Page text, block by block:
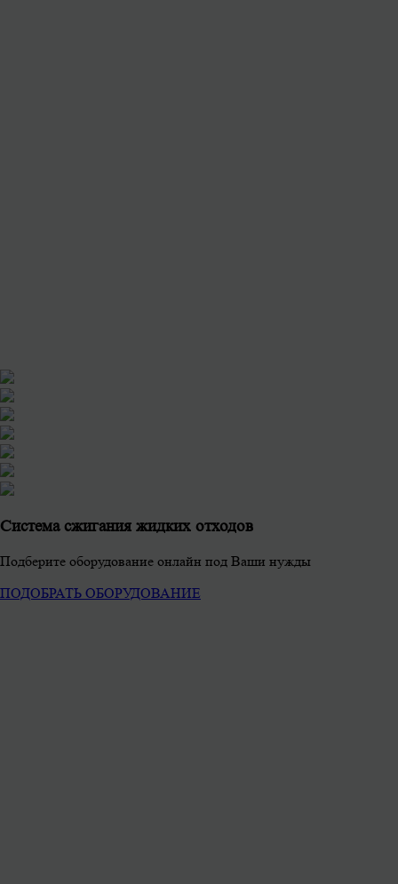
Система сжигания жидких отходов
Подберите оборудование онлайн под Ваши нужды
ПОДОБРАТЬ ОБОРУДОВАНИЕ